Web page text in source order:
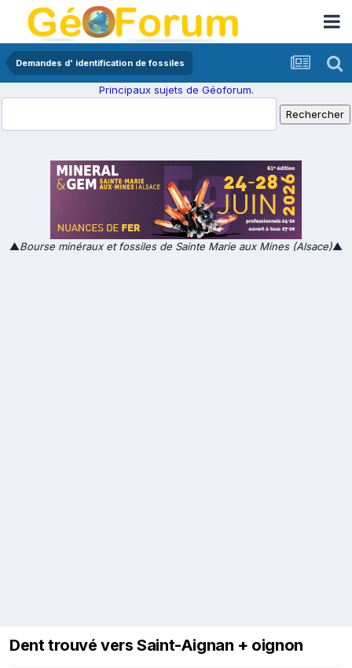
Demandes d' identification de fossiles
Principaux sujets de Géoforum.
▲Bourse minéraux et fossiles de Sainte Marie aux Mines (Alsace)▲
Dent trouvé vers Saint-Aignan + oignon